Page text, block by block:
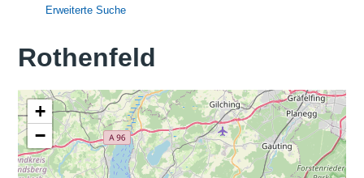
Erweiterte Suche
Rothenfeld
+
−